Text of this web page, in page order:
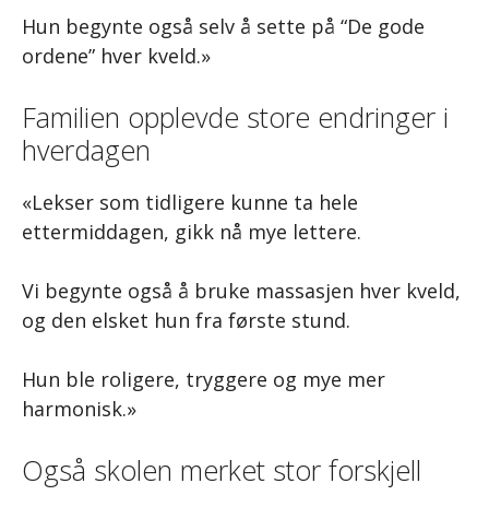
Hun begynte også selv å sette på “De gode
ordene” hver kveld.»
Familien opplevde store endringer i
hverdagen
«Lekser som tidligere kunne ta hele
ettermiddagen, gikk nå mye lettere.
Vi begynte også å bruke massasjen hver kveld,
og den elsket hun fra første stund.
Hun ble roligere, tryggere og mye mer
harmonisk.»
Også skolen merket stor forskjell